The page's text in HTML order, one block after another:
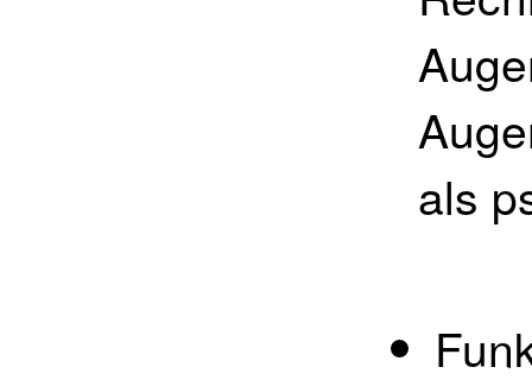
als